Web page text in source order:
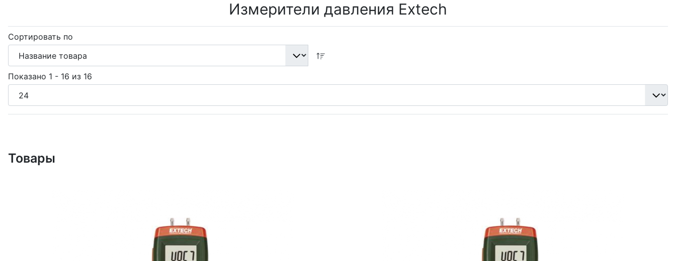
Измерители давления Extech
Сортировать по
Показано 1 - 16 из 16
Товары